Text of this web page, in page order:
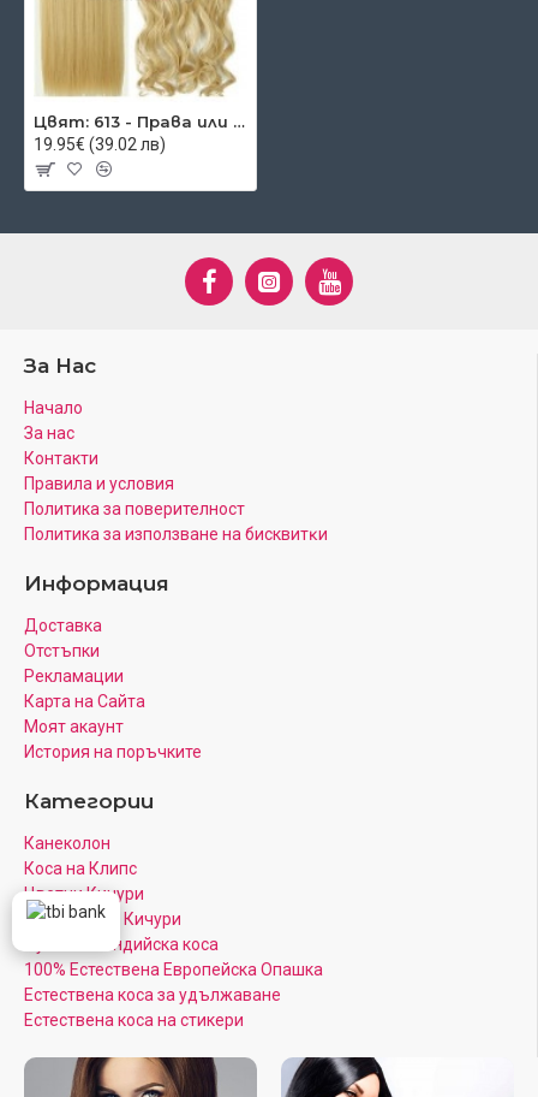
Цвят: 613 - Права или къдрава
19.95€ (39.02 лв)
За Нас
Начало
За нас
Контакти
Правила и условия
Политика за поверителност
Πoлитика зa изпoлзвaнe нa бисквитĸи
Информация
Доставка
Отстъпки
Рекламации
Карта на Сайта
Моят акаунт
История на поръчките
Категории
Канеколон
Коса на Клипс
Цветни Кичури
Кератинови Кичури
Луксозна Индийска коса
100% Естествена Европейска Опашка
Естествена коса за удължаване
Естествена коса на стикери